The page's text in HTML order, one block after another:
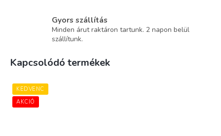
Gyors szállítás
Minden árut raktáron tartunk. 2 napon belül
szállítunk.
Kapcsolódó termékek
KEDVENC
AKCIÓ